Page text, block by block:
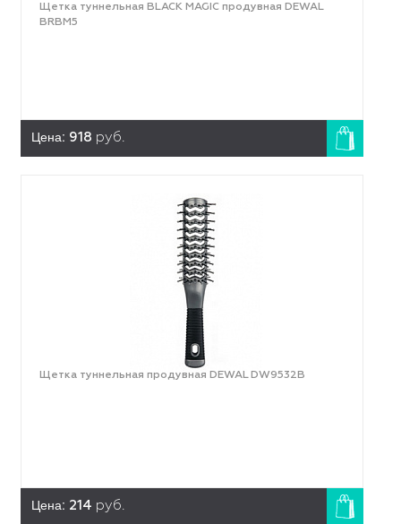
Щетка туннельная BLACK MAGIC продувная DEWAL
BRBM5
Цена: 918 руб.
Щетка туннельная продувная DEWAL DW9532B
Цена: 214 руб.